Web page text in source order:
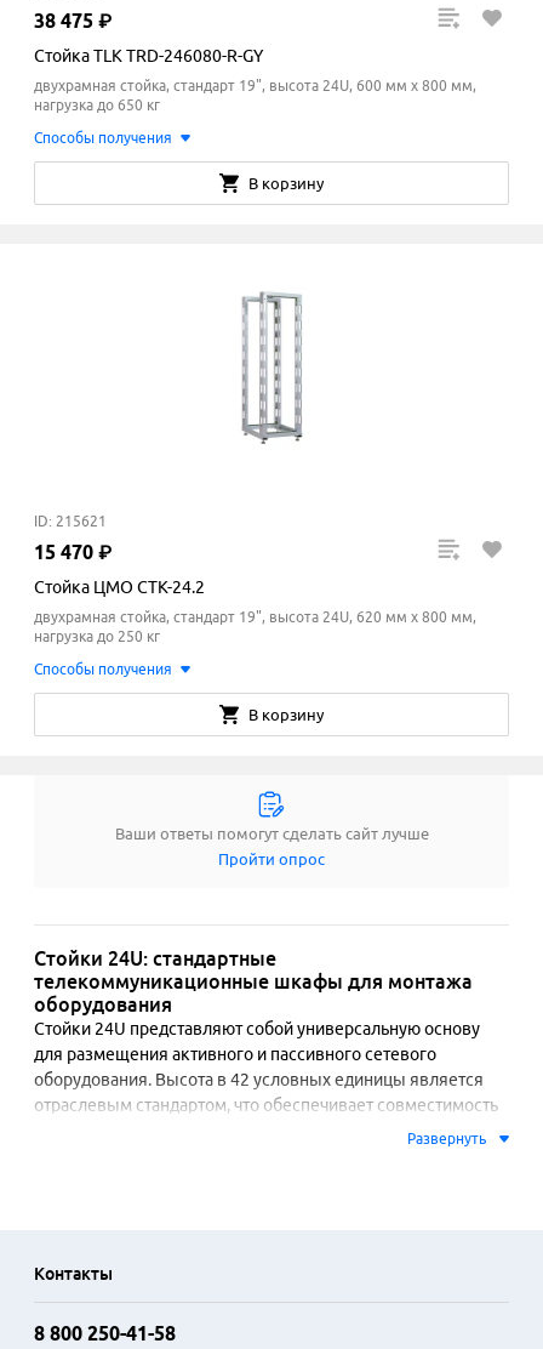
38 475 ₽
Стойка TLK TRD-246080-R-GY
двухрамная стойка, стандарт 19", высота 24U, 600 мм x 800 мм,
нагрузка до 650 кг
Способы получения
В корзину
ID: 215621
15 470 ₽
Стойка ЦМО СТК-24.2
двухрамная стойка, стандарт 19", высота 24U, 620 мм x 800 мм,
нагрузка до 250 кг
Способы получения
В корзину
Ваши ответы помогут сделать сайт лучше
Пройти опрос
Стойки 24U: стандартные
телекоммуникационные шкафы для монтажа
оборудования
Стойки 24U представляют собой универсальную основу
для размещения активного и пассивного сетевого
оборудования. Высота в 42 условных единицы является
отраслевым стандартом, что обеспечивает совместимость
с подавляющим большинством серверов, коммутаторов,
Такие стойки находят применение в серверных комнатах
малого и среднего размера, центрах обработки данных, а
Развернуть
Контакты
8 800 250-41-58